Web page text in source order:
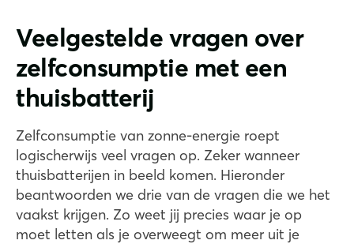
Veelgestelde vragen over
zelfconsumptie met een
thuisbatterij
Zelfconsumptie van zonne-energie roept
logischerwijs veel vragen op. Zeker wanneer
thuisbatterijen in beeld komen. Hieronder
beantwoorden we drie van de vragen die we het
vaakst krijgen. Zo weet jij precies waar je op
moet letten als je overweegt om meer uit je